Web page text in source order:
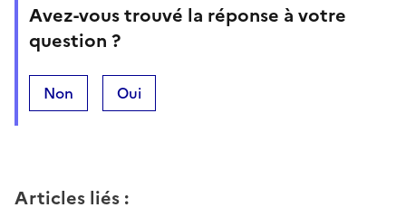
Avez-vous trouvé la réponse à votre
question ?
Non Oui
Articles liés :